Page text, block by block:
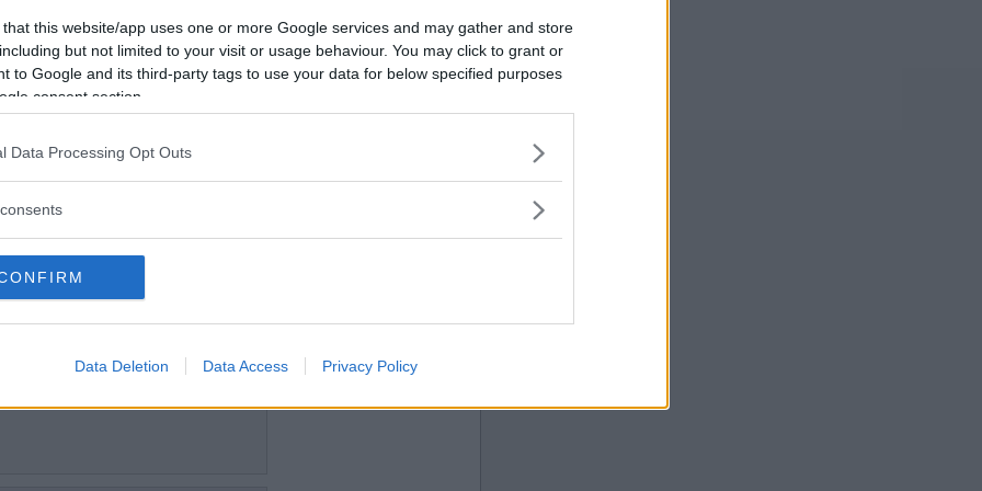
that this website/app uses one or more Google services and may gather and store
but not limited to your visit or usage behaviour. You may click to grant or
to Google and its third-party tags to use your data for below specified purposes
consent section.
Data Processing Opt Outs
Data Deletion Data Access Privacy Policy
2009-02-04 21:56
ovanför tanklocket?
lugna ner honom lite bara.
2009-02-05 13:28
Vill du bli
medlem?